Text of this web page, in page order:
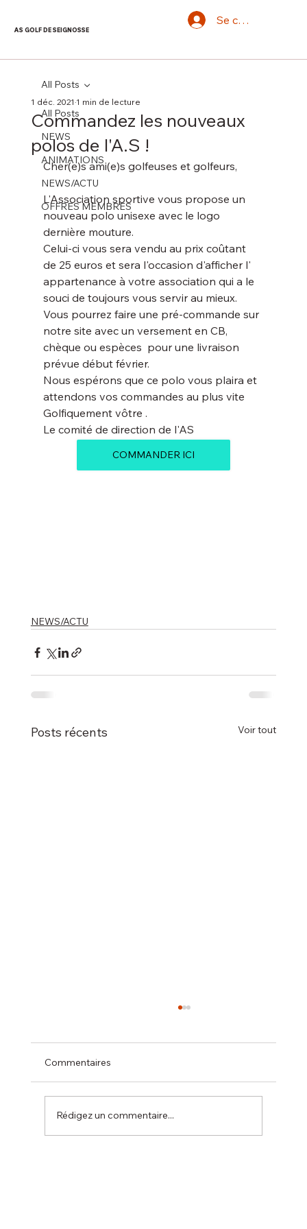
AS GOLF DE SEIGNOSSE
Se connecter
All Posts
NEWS
ANIMATIONS
NEWS/ACTU
OFFRES MEMBRES
All Posts
Commandez les nouveaux
polos de l'A.S !
1 déc. 2021 1 min de lecture
Cher(e)s ami(e)s golfeuses et golfeurs,
L'Association sportive vous propose un
nouveau polo unisexe avec le logo
dernière mouture.
Celui-ci vous sera vendu au prix coûtant
de 25 euros et sera l'occasion d'afficher l'
appartenance à votre association qui a le
souci de toujours vous servir au mieux.
Vous pourrez faire une pré-commande sur
notre site avec un versement en CB,
chèque ou espèces  pour une livraison
prévue début février.
Nous espérons que ce polo vous plaira et
attendons vos commandes au plus vite
Golfiquement vôtre .
Le comité de direction de l'AS
COMMANDER ICI
NEWS/ACTU
Posts récents Voir tout
Commentaires
Rédigez un commentaire...